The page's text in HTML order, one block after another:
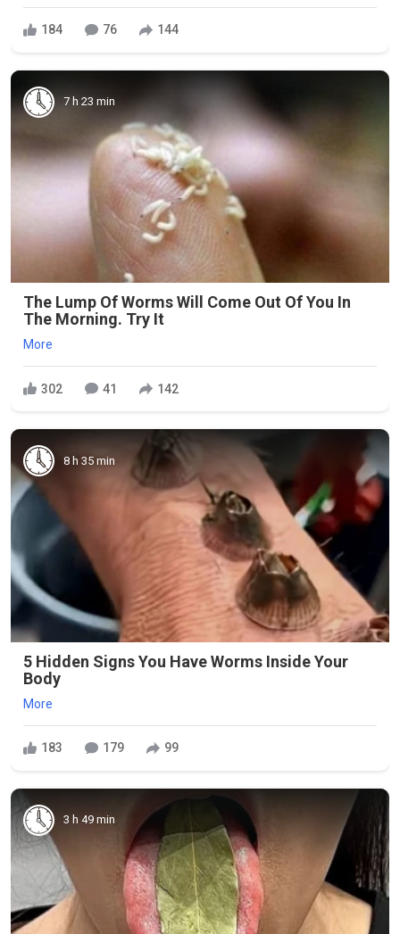
184 76 144
7 h 23 min
The Lump Of Worms Will Come Out Of You In
The Morning. Try It
More
302 41 142
8 h 35 min
5 Hidden Signs You Have Worms Inside Your
Body
More
183 179 99
3 h 49 min